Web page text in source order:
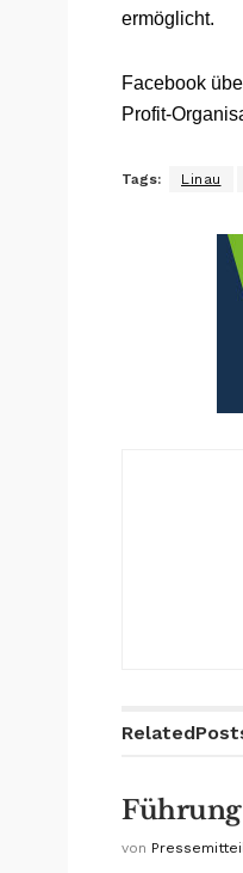
ermöglicht.
Facebook
Profit-
Tags: Linau
Related
von